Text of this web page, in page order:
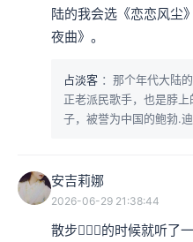
陆的我会选《恋恋风尘
夜曲》。
占淡客 ：那个年代大陆
正老派民歌手，也是脖
子，被誉为中国的鲍勃.迪
安吉莉娜
2026-06-29 21:38:44
散步🚶🏻‍♀️的时候就听了